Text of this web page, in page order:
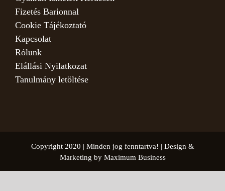
Fizetés Barionnal
Cookie Tájékoztató
Kapcsolat
Rólunk
Elállási Nyilatkozat
Tanulmány letöltése
Copyright 2020 | Minden jog fenntartva! | Design &
Marketing by Maximum Business